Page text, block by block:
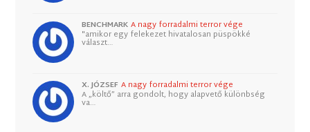
BENCHMARK A nagy forradalmi terror vége
"amikor egy felekezet hivatalosan püspökké
választ…
X. JÓZSEF A nagy forradalmi terror vége
A „költő” arra gondolt, hogy alapvető különbség
va…